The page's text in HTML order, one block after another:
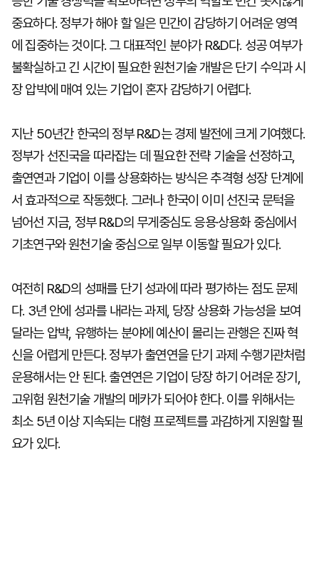
중요하다. 정부가 해야 할 일은 민간이 감당하기 어려운 영역
에 집중하는 것이다. 그 대표적인 분야가 R&D다. 성공 여부가
불확실하고 긴 시간이 필요한 원천기술 개발은 단기 수익과 시
장 압박에 매여 있는 기업이 혼자 감당하기 어렵다.
지난 50년간 한국의 정부 R&D는 경제 발전에 크게 기여했다.
정부가 선진국을 따라잡는 데 필요한 전략 기술을 선정하고,
출연연과 기업이 이를 상용화하는 방식은 추격형 성장 단계에
서 효과적으로 작동했다. 그러나 한국이 이미 선진국 문턱을
넘어선 지금, 정부 R&D의 무게중심도 응용·상용화 중심에서
기초연구와 원천기술 중심으로 일부 이동할 필요가 있다.
여전히 R&D의 성패를 단기 성과에 따라 평가하는 점도 문제
다. 3년 안에 성과를 내라는 과제, 당장 상용화 가능성을 보여
달라는 압박, 유행하는 분야에 예산이 몰리는 관행은 진짜 혁
신을 어렵게 만든다. 정부가 출연연을 단기 과제 수행기관처럼
운용해서는 안 된다. 출연연은 기업이 당장 하기 어려운 장기,
고위험 원천기술 개발의 메카가 되어야 한다. 이를 위해서는
최소 5년 이상 지속되는 대형 프로젝트를 과감하게 지원할 필
요가 있다.